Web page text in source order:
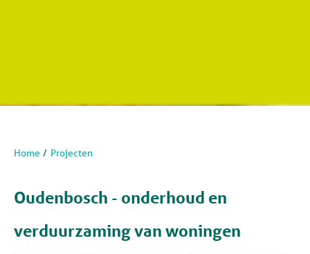
Home Projecten
Oudenbosch - onderhoud en
verduurzaming van woningen